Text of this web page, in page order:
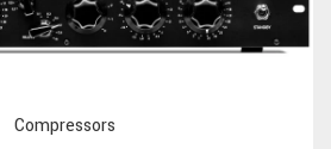
Compressors